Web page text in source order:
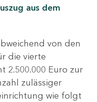
aus dem
von den
die vierte
2.500.000 Euro zur
zulässiger
wie folgt